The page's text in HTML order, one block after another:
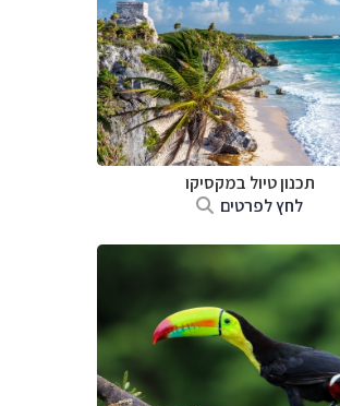
תכנון טיול במקסיקו
לחץ לפרטים